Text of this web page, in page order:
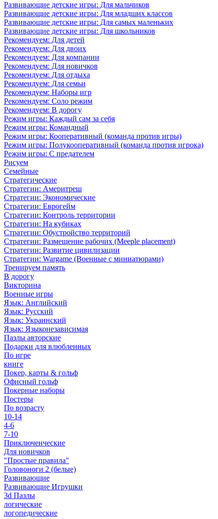
Развивающие детские игры: Для мальчиков
Развивающие детские игры: Для младших классов
Развивающие детские игры: Для самых маленьких
Развивающие детские игры: Для школьников
Рекомендуем: Для детей
Рекомендуем: Для двоих
Рекомендуем: Для компании
Рекомендуем: Для новичков
Рекомендуем: Для отдыха
Рекомендуем: Для семьи
Рекомендуем: Наборы игр
Рекомендуем: Соло режим
Рекомендуем: В дорогу
Режим игры: Каждый сам за себя
Режим игры: Командный
Режим игры: Кооперативный (команда против игры)
Режим игры: Полукооперативный (команда против игрока)
Режим игры: С предателем
Рисуем
Семейные
Стратегические
Стратегии: Америтреш
Стратегии: Экономические
Стратегии: Еврогейм
Стратегии: Контроль территории
Стратегии: На кубиках
Стратегии: Обустройство территорий
Стратегии: Размещение рабочих (Meeple placement)
Стратегии: Развитие цивилизации
Стратегии: Wargame (Военные с миниатюрами)
Тренируем память
В дорогу
Викторина
Военные игры
Язык: Английский
Язык: Русский
Язык: Украинский
Язык: Языконезависимая
Пазлы авторские
Подарки для влюбленных
По игре
книге
Покер, карты & гольф
Офисный гольф
Покерные наборы
Постеры
По возрасту
10-14
4-6
7-10
Приключенческие
Для новичков
"Простые правила"
Головоноги 2 (белые)
Развивающие
Развивающие Игрушки
3d Пазлы
логические
логопедические